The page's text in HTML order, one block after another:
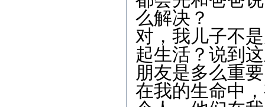
么解决？
对，我儿子不
起生活？说到
朋友是多么重
在我的生命中